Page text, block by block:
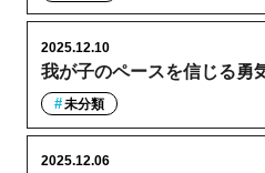
我が子のペースを信じる勇
2025.12.10
未分類
2025.12.06